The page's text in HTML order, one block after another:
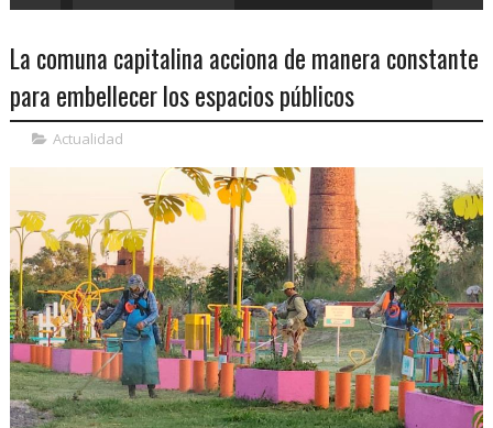
La comuna capitalina acciona de manera constante
para embellecer los espacios públicos
Actualidad